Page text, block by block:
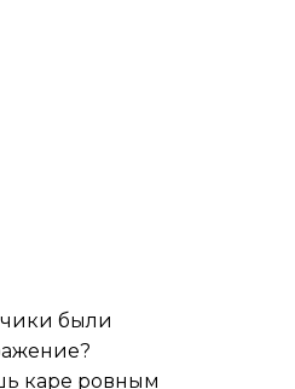
были
каре ровным